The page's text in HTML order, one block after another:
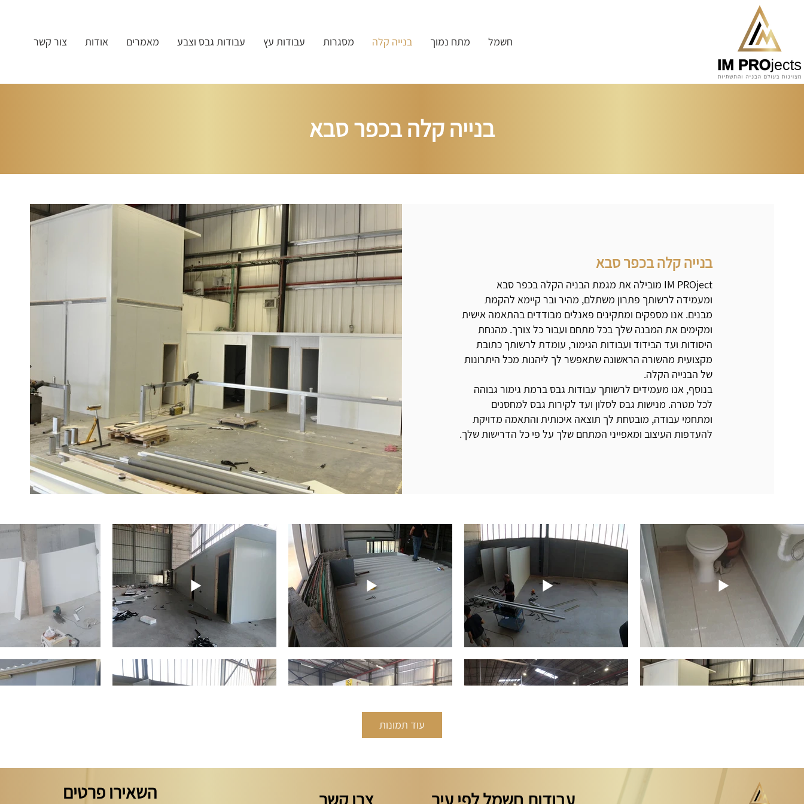
חשמל מתח נמוך בנייה קלה מסגרות עבודות עץ עבודות גבס וצבע מאמרים אודות צור קשר
בנייה קלה בכפר סבא
בנייה קלה בכפר סבא
IM PROject מובילה את מגמת הבניה הקלה בכפר סבא
ומעמידה לרשותך פתרון משתלם, מהיר ובר קיימא להקמת
מבנים. אנו מספקים ומתקינים פאנלים מבודדים בהתאמה אישית
ומקימים את המבנה שלך בכל מתחם ועבור כל צורך. מהנחת
היסודות ועד הבידוד ועבודות הגימור, עומדת לרשותך כתובת
מקצועית מהשורה הראשונה שתאפשר לך ליהנות מכל היתרונות
של הבנייה הקלה.
בנוסף, אנו מעמידים לרשותך עבודות גבס ברמת גימור גבוהה
לכל מטרה. מנישות גבס לסלון ועד לקירות גבס למחסנים
ומתחמי עבודה, מובטחת לך תוצאה איכותית והתאמה מדויקת
להעדפות העיצוב ומאפייני המתחם שלך על פי כל הדרישות שלך.
עוד תמונות
השאירו פרטים